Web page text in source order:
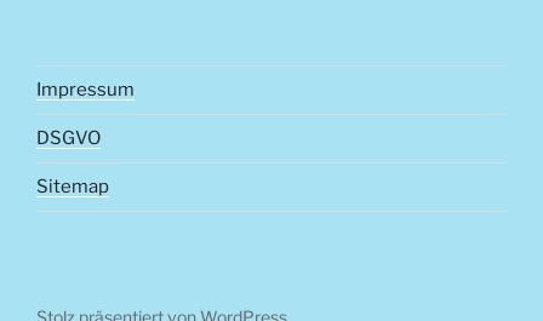
Impressum
DSGVO
Sitemap
Stolz präsentiert von WordPress